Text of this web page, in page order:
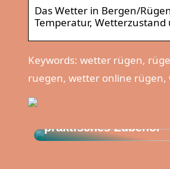
Das Wetter in Bergen/
Temperatur,
Keywords: wetter rügen,
ruegen, wetter online
praktisches Zubehör